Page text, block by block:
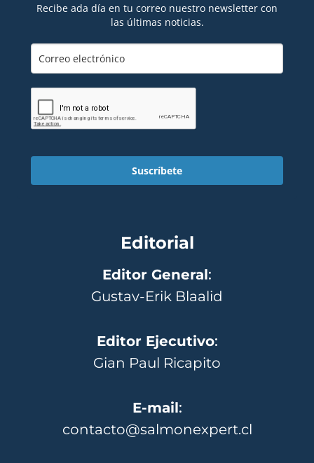
Recibe ada día en tu correo nuestro newsletter con
las últimas noticias.
Suscríbete
Editorial
Editor General:
Gustav-Erik Blaalid
Editor Ejecutivo:
Gian Paul Ricapito
E-mail:
contacto@salmonexpert.cl